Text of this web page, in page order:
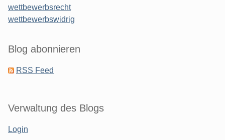
wettbewerbsrecht
wettbewerbswidrig
Blog abonnieren
RSS Feed
Verwaltung des Blogs
Login